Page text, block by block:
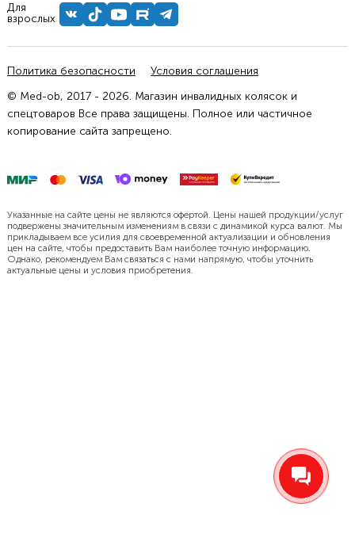
Для
взрослых
Политика безопасности
Условия соглашения
© Med-ob, 2017 - 2026. Магазин инвалидных колясок и
спецтоваров Все права защищены. Полное или частичное
копирование сайта запрещено.
Указанные на сайте цены не являются офертой. Цены нашей продукции/услуг
подвержены значительным изменениям в связи с динамикой курса валют. Мы
прикладываем все усилия для своевременной актуализации и обновления
цен на сайте, чтобы предоставить Вам наиболее точную информацию.
Однако, рекомендуем Вам связаться с нами напрямую, чтобы уточнить
актуальные цены и условия приобретения.